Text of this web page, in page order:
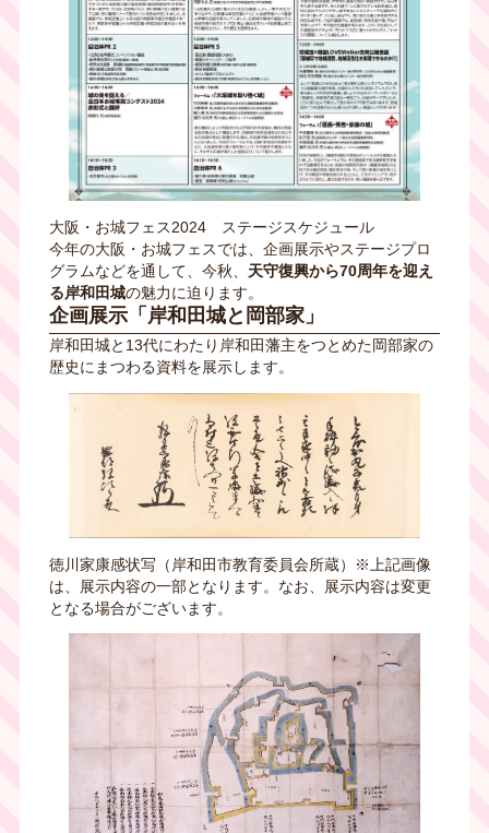
大阪・お城フェス2024 ステージスケジュール
今年の大阪・お城フェスでは、企画展示やステージプロ
グラムなどを通して、今秋、 天守復興から70周年を迎え
る岸和田城の魅力に迫ります。
企画展示「岸和田城と岡部家」
岸和田城と13代にわたり岸和田藩主をつとめた岡部家の
歴史にまつわる資料を展示します。
徳川家康感状写（岸和田市教育委員会所蔵）※上記画像
は、展示内容の一部となります。なお、展示内容は変更
となる場合がございます。